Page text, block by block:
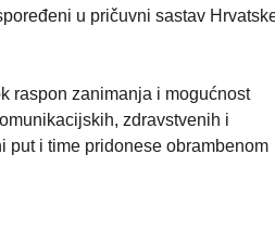
u pričuvni sastav
raspon zanimanja i mogućnost
zdravstvenih i
put i time pridonese obrambenom